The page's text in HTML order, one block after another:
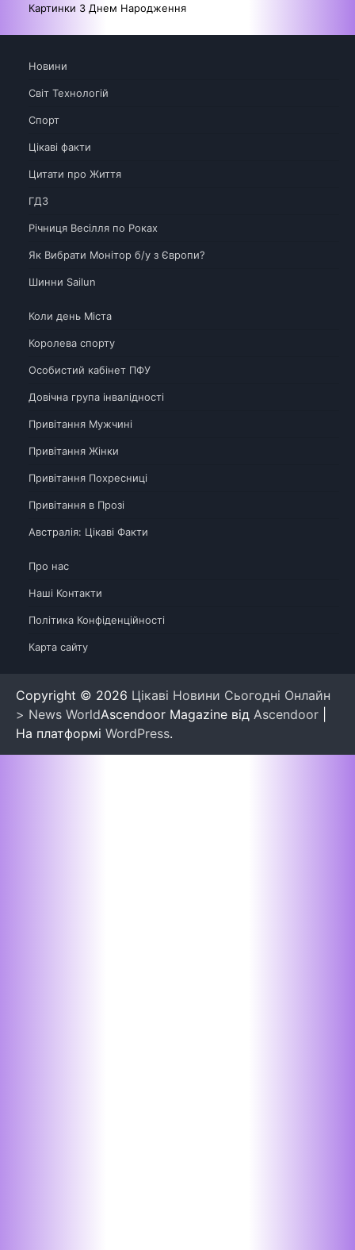
Картинки З Днем Народження
Новини
Світ Технологій
Спорт
Цікаві факти
Цитати про Життя
ГДЗ
Річниця Весілля по Роках
Як Вибрати Монітор б/у з Європи?
Шинни Sailun
Коли день Міста
Королева спорту
Особистий кабінет ПФУ
Довічна група інвалідності
Привітання Мужчині
Привітання Жінки
Привітання Похресниці
Привітання в Прозі
Австралія: Цікаві Факти
Про нас
Наші Контакти
Політика Конфіденційності
Карта сайту
Copyright © 2026 Цікаві Новини Сьогодні Онлайн
> News WorldAscendoor Magazine від Ascendoor
На платформі WordPress.